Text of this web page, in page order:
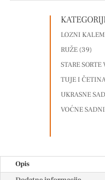
LOZNI
RUŽE (39)
STARE SORTE
TUJE I
UKRASNE
VOĆNE
Opis